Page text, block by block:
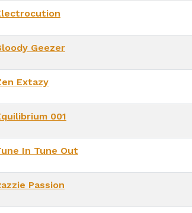
Geezer
Extazy
001
In Tune Out
Passion